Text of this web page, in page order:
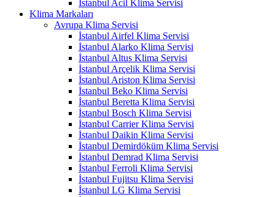
İstanbul Acil Klima Servisi
Klima Markaları
Avrupa Klima Servisi
İstanbul Airfel Klima Servisi
İstanbul Alarko Klima Servisi
İstanbul Altus Klima Servisi
İstanbul Arçelik Klima Servisi
İstanbul Ariston Klima Servisi
İstanbul Beko Klima Servisi
İstanbul Beretta Klima Servisi
İstanbul Bosch Klima Servisi
İstanbul Carrier Klima Servisi
İstanbul Daikin Klima Servisi
İstanbul Demirdöküm Klima Servisi
İstanbul Demrad Klima Servisi
İstanbul Ferroli Klima Servisi
İstanbul Fujitsu Klima Servisi
İstanbul LG Klima Servisi